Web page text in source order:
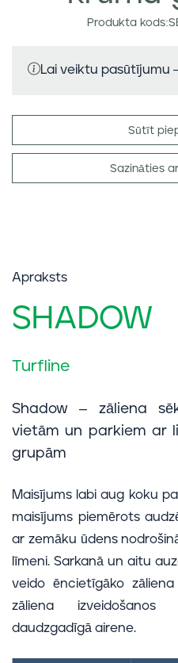
Produkta
Lai veiktu pasūtījumu
Sūtīt
Sazināties
Apraksts
SHADOW
Turfline
Shadow – zāliena
vietām un parkiem ar
grupām
Maisījums labi aug koku
maisījums piemērots
ar zemāku ūdens
līmeni. Sarkanā un aitu
veido ēncietīgāko
zāliena izveidošanos
daudzgadīgā airene.